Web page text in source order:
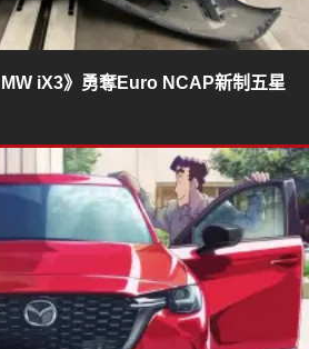
iX3》勇奪Euro NCAP新制五星